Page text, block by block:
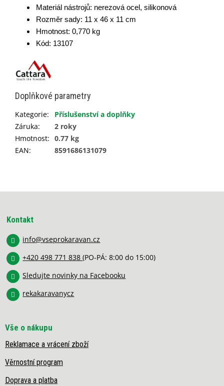
Materiál nástrojů: nerezová ocel, silikonová
Rozměr sady: 11 x 46 x 11 cm
Hmotnost: 0,770 kg
Kód: 13107
Doplňkové parametry
Kategorie:
Příslušenství a doplňky
Záruka:
2 roky
Hmotnost: 0.77 kg
EAN: 8591686131079
Kontakt
info@vseprokaravan.cz
+420 498 771 838(PO-PÁ: 8:00 do 15:00)
Sledujte novinky na Facebooku
rekakaravanycz
Vše o nákupu
Reklamace a vrácení zboží
Věrnostní program
Doprava a platba